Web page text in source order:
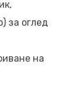
за оглед
на